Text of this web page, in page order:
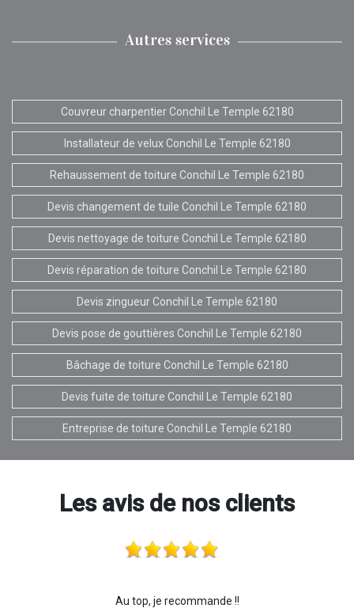
Autres services
Couvreur charpentier Conchil Le Temple 62180
Installateur de velux Conchil Le Temple 62180
Rehaussement de toiture Conchil Le Temple 62180
Devis changement de tuile Conchil Le Temple 62180
Devis nettoyage de toiture Conchil Le Temple 62180
Devis réparation de toiture Conchil Le Temple 62180
Devis zingueur Conchil Le Temple 62180
Devis pose de gouttières Conchil Le Temple 62180
Bâchage de toiture Conchil Le Temple 62180
Devis fuite de toiture Conchil Le Temple 62180
Entreprise de toiture Conchil Le Temple 62180
Les avis de nos clients
Au top, je recommande !!